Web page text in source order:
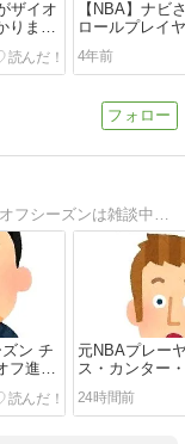
ザイオ
りまし
【NBA】ナビ
ロールプレイ
逆転勝利にも
4年前
ＮＢＡ中心のバスケ2chまとめサイトですオフシーズンは雑談中心、シーズン中は速報主体です。
ズン チ
フ進出
元NBAプレー
ス・カンター
が、2027年
の適性を宣言
24時間前